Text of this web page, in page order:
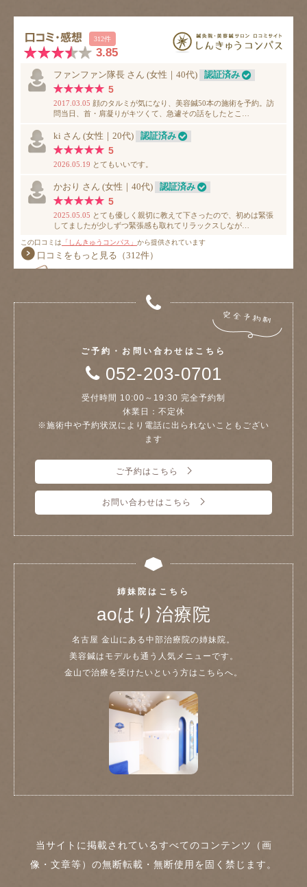
ご予約・お問い合わせはこちら
052-203-0701
受付時間 10:00～19:30 完全予約制
休業日：不定休
※施術中や予約状況により電話に出られないこともござい
ます
ご予約はこちら
お問い合わせはこちら
姉妹院はこちら
aoはり治療院
名古屋 金山にある中部治療院の姉妹院。
美容鍼はモデルも通う人気メニューです。
金山で治療を受けたいという方はこちらへ。
当サイトに掲載されているすべてのコンテンツ（画
像・文章等）の無断転載・無断使用を固く禁じます。